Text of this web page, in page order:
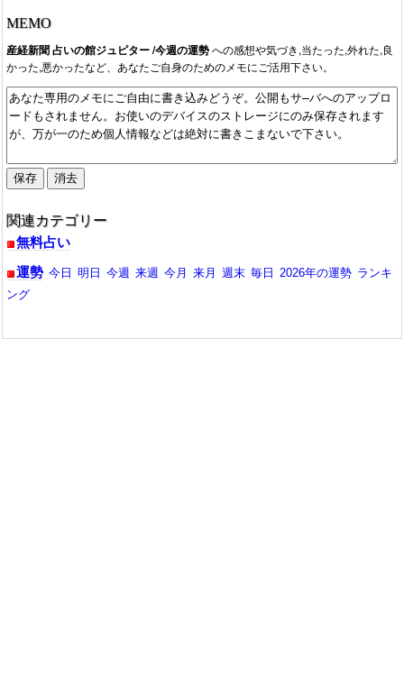
MEMO
産経新聞 占いの館ジュピター /今週の運勢への感想や気づき,当たった,外れた,良
かった,悪かったなど、あなたご自身のためのメモにご活用下さい。
関連カテゴリー
無料占い
運勢 今日 明日 今週 来週 今月 来月 週末 毎日 2026年の運勢 ランキ
ング